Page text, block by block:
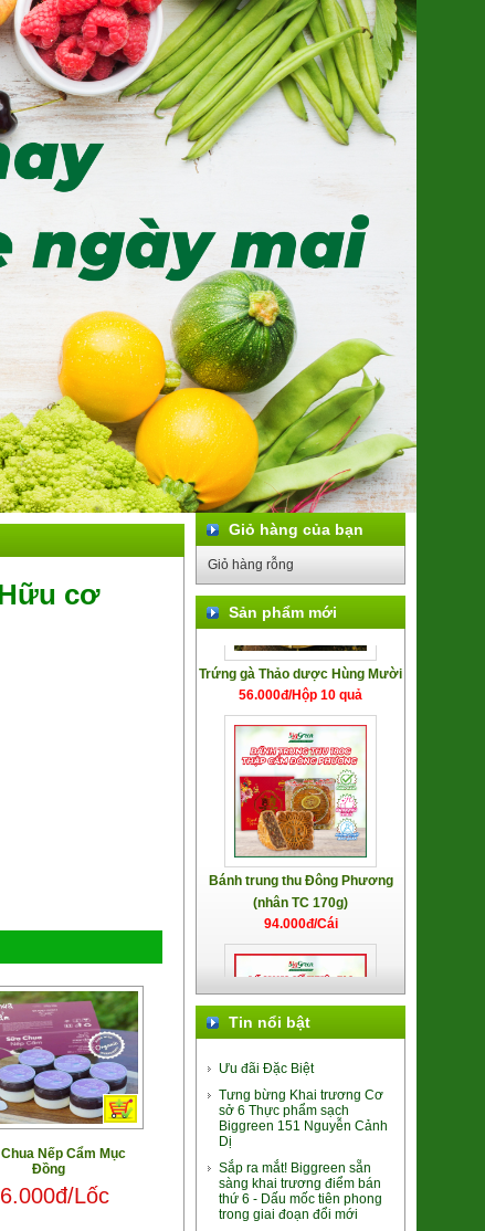
cơ
Nếp Cẩm Mục
Đồng
Lốc
Giỏ hàng của bạn
Giỏ hàng rỗng
Sản phẩm mới
Khoai Lang Mật Đà Lạt Xuất khẩu
(SP001318)
7.500đ/100g
56.000đ/Hộp 10 quả
Bánh trung thu Đông Phương
(nhân TC 170g)
94.000đ/Cái
Lá Giang Khô Bình Định
(SP010245)
39.000đ/Hộp
Tin nổi bật
Ưu đãi Đặc Biệt
Tưng bừng Khai trương Cơ
sở 6 Thực phẩm sạch
Biggreen 151 Nguyễn Cảnh
Dị
Sắp ra mắt! Biggreen sẵn
sàng khai trương điểm bán
thứ 6 - Dấu mốc tiên phong
trong giai đoạn đổi mới